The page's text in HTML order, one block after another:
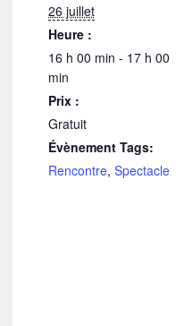
26 juillet
Heure :
16 h 00 min - 17 h 00
min
Prix :
Gratuit
Évènement Tags:
Rencontre, Spectacle